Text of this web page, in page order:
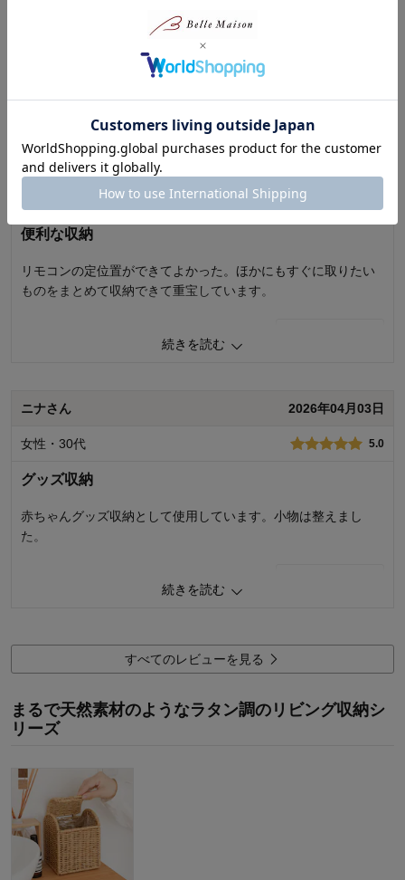
リビングにおしゃれな文具とエアコンのリモコン入れを探して
思っていたより大きく、エアコンのリモコン一つでは倒れてし
ペンや付箋、セロテープ、ハサミなどすぐ使いたいときの物入
れとして活用してます。
0人が参考になりました
機能
5.0
使用感・使いやすさ
使用場所： リビング、ダイニング、キッチン
続きを読む
パンジーさん
便利な収納
リモコンの定位置ができてよかった。ほかにもすぐに取りたい
ものをまとめて収納できて重宝しています。
使用感・使いやすさ
続きを読む
ニナさん 2026年04月03日
女性・30代 5.0
グッズ収納
赤ちゃんグッズ収納として使用しています。小物は整えまし
た。
使用感・使いやすさ
5.0
デザイン・色
5.0
使用場所：
リビング
購入のきっかけ： ネットで見つけて
続きを読む
すべてのレビューを見る
まるで天然素材のようなラタン調のリビング収納シ
リーズ